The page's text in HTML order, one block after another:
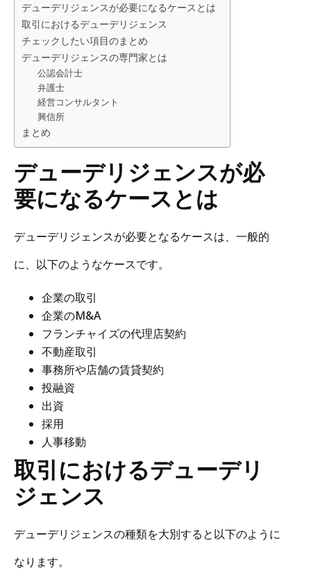
デューデリジェンスが必要になるケースとは
取引におけるデューデリジェンス
チェックしたい項目のまとめ
デューデリジェンスの専門家とは
公認会計士
弁護士
経営コンサルタント
興信所
まとめ
デューデリジェンスが必
要になるケースとは
デューデリジェンスが必要となるケースは、一般的
に、以下のようなケースです。
企業の取引
企業のM&A
フランチャイズの代理店契約
不動産取引
事務所や店舗の賃貸契約
投融資
出資
採用
人事移動
取引におけるデューデリ
ジェンス
デューデリジェンスの種類を大別すると以下のように
なります。